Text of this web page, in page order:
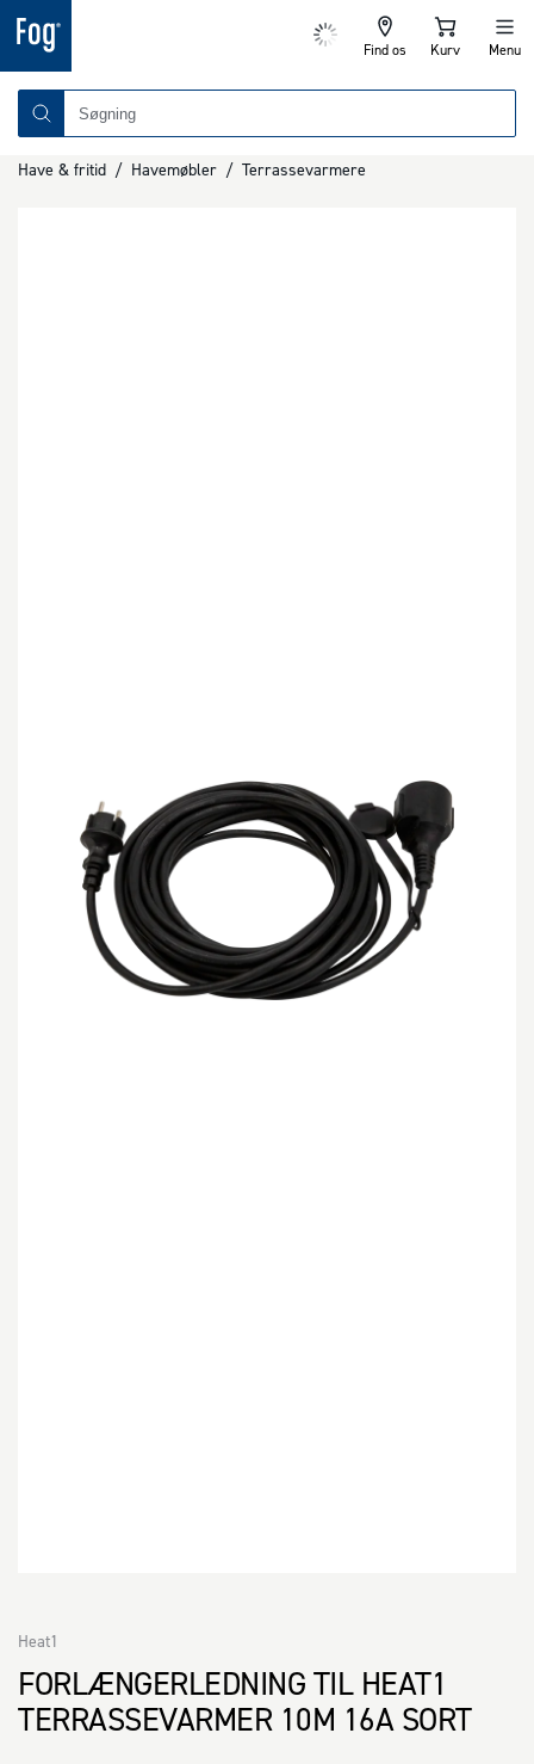
Find os Kurv Menu
Have & fritid / Havemøbler / Terrassevarmere
FORLÆNGERLEDNING TIL HEAT1
TERRASSEVARMER 10M 16A SORT
Heat1